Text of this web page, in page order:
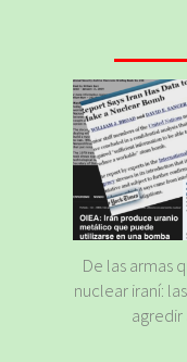
De las armas
nuclear iraní: